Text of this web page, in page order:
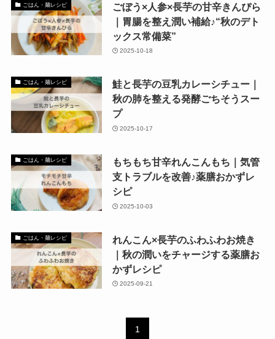
ごはん・麺レシピ
ごぼう×人参×長芋の甘辛きんぴら
｜胃腸を整え潤い補給♪“秋のデト
ックス常備菜”
2025-10-18
ごはん・麺レシピ
鮭と長芋の豆乳カレーシチュー｜
秋の肺を整える発酵ごちそうスー
プ
2025-10-17
ごはん・麺レシピ
もちもち甘辛れんこんもち｜気管
支トラブルを改善♪薬膳おかずレ
シピ
2025-10-03
ごはん・麺レシピ
れんこん×長芋のふわふわお焼き
｜秋の潤いをチャージする薬膳お
かずレシピ
2025-09-21
1